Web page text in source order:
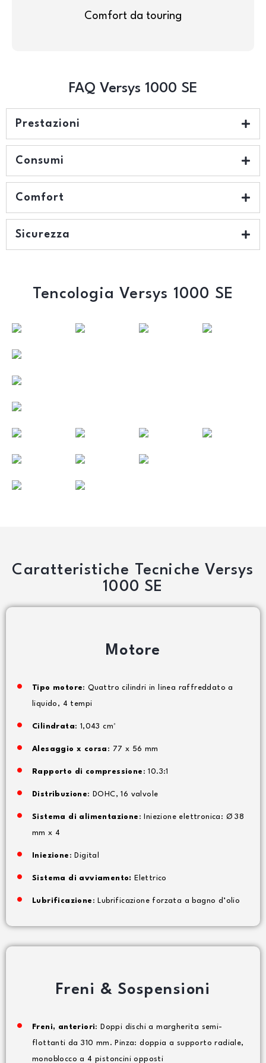
Comfort da touring
FAQ Versys 1000 SE
Prestazioni
Consumi
Comfort
Sicurezza
Tencologia Versys 1000 SE
Caratteristiche Tecniche Versys
1000 SE
Motore
Tipo motore: Quattro cilindri in linea raffreddato a
liquido, 4 tempi
Cilindrata: 1,043 cm³
Alesaggio x corsa : 77 x 56 mm
Rapporto di compressione : 10.3:1
Distribuzione: DOHC, 16 valvole
Sistema di alimentazione : Iniezione elettronica: Ø 38
mm x 4
Iniezione : Digital
Sistema di avviamento: Elettrico
Lubrificazione : Lubrificazione forzata a bagno d’olio
Freni & Sospensioni
Freni, anteriori: Doppi dischi a margherita semi-
flottanti da 310 mm. Pinza: doppia a supporto radiale,
monoblocco a 4 pistoncini opposti